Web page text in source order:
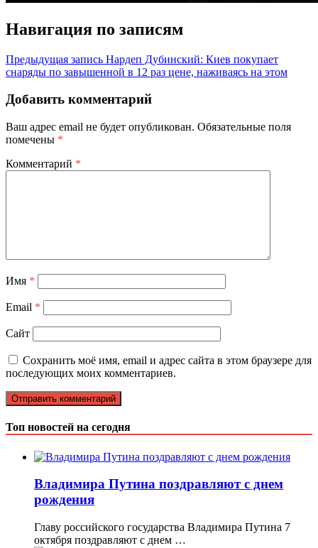
Навигация по записям
Предыдущая запись Нардеп Дубинский: Киев покупает
снаряды по завышенной в 12 раз цене, наживаясь на этом
Добавить комментарий
Ваш адрес email не будет опубликован. Обязательные поля
помечены *
Комментарий *
Имя *
Email *
Сайт
Сохранить моё имя, email и адрес сайта в этом браузере для
последующих моих комментариев.
Топ новостей на сегодня
Владимира Путина поздравляют с днем
рождения
Главу российского государства Владимира Путина 7
октября поздравляют с днем …